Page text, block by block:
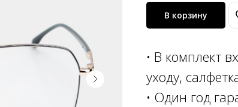
В корзину
• В комплект
уходу,
• Один год